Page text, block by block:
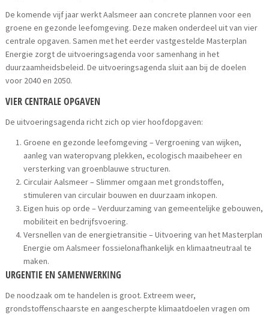
De komende vijf jaar werkt Aalsmeer aan concrete plannen voor een
groene en gezonde leefomgeving. Deze maken onderdeel uit van vier
centrale opgaven. Samen met het eerder vastgestelde Masterplan
Energie zorgt de uitvoeringsagenda voor samenhang in het
duurzaamheidsbeleid. De uitvoeringsagenda sluit aan bij de doelen
voor 2040 en 2050.
VIER CENTRALE OPGAVEN
De uitvoeringsagenda richt zich op vier hoofdopgaven:
Groene en gezonde leefomgeving – Vergroening van wijken,
aanleg van wateropvang plekken, ecologisch maaibeheer en
versterking van groenblauwe structuren.
Circulair Aalsmeer – Slimmer omgaan met grondstoffen,
stimuleren van circulair bouwen en duurzaam inkopen.
Eigen huis op orde – Verduurzaming van gemeentelijke gebouwen,
mobiliteit en bedrijfsvoering.
Versnellen van de energietransitie – Uitvoering van het Masterplan
Energie om Aalsmeer fossielonafhankelijk en klimaatneutraal te
maken.
URGENTIE EN SAMENWERKING
De noodzaak om te handelen is groot. Extreem weer,
grondstoffenschaarste en aangescherpte klimaatdoelen vragen om